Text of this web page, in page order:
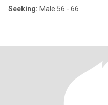
Seeking: Male 56 - 66